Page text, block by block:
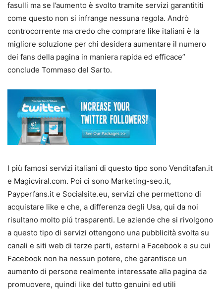
fasulli ma se l’aumento è svolto tramite servizi garantititi
come questo non si infrange nessuna regola. Andrò
controcorrente ma credo che comprare like italiani è la
migliore soluzione per chi desidera aumentare il numero
dei fans della pagina in maniera rapida ed efficace”
conclude Tommaso del Sarto.
I più famosi servizi italiani di questo tipo sono Venditafan.it
e Magicviral.com. Poi ci sono Marketing-seo.it,
Payperfans.it e Socialsite.eu, servizi che permettono di
acquistare like e che, a differenza degli Usa, qui da noi
risultano molto piú trasparenti. Le aziende che si rivolgono
a questo tipo di servizi ottengono una pubblicità svolta su
canali e siti web di terze parti, esterni a Facebook e su cui
Facebook non ha nessun potere, che garantisce un
aumento di persone realmente interessate alla pagina da
promuovere, quindi like del tutto genuini ed utili